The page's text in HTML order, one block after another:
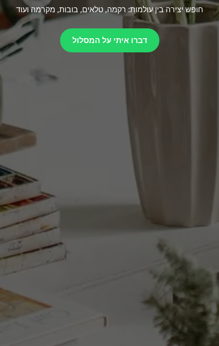
חופש יצירה בין עולמות: רקמה, טלאים, בובות, מקרמה ועוד
דברו איתי על המסלול